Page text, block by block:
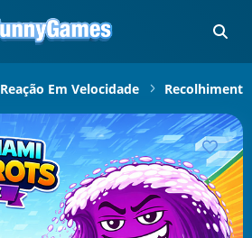
Reação Em Velocidade